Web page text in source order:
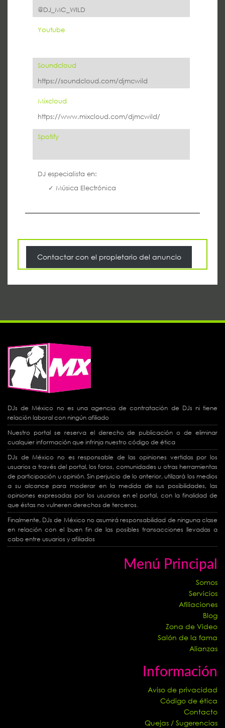
@DJ_MC_WILD
Youtube
Soundcloud
https://soundcloud.com/djmcwild
Mixcloud
https://www.mixcloud.com/djmcwild/
Spotify
DJ especialista en:
Música Electrónica
Contactar con el propietario del anuncio
DJs de México no es una agencia de contratación de DJs ni tiene
relación laboral con ningún afiliado
Nuestro portal se reserva el derecho de publicación o de eliminar
cualquier información que infrinja nuestro código de ética
DJs de México no es responsable de las opiniones vertidas por los
usuarios a través del portal, los foros, comunidades u otras herramientas
de participación u opinión. Sin perjuicio de lo anterior, utilizará los medios
a su alcance para moderar en la medida de sus posibilidades, las
opiniones expresadas por los usuarios en el portal, con la finalidad de
que éstas no vulneren derechos de terceros.
Finalmente, DJs de México no asumirá responsabilidad de ninguna clase
en relación con el buen fin de las posibles transacciones llevadas a
cabo entre usuarios y afiliados
Menú Principal
Somos
Servicios
Afiliaciones
Blog
Zona de Video
Salón de la fama
Alianzas
Información
Aviso de privacidad
Código de ética
Contacto
Quejas / Sugerencias